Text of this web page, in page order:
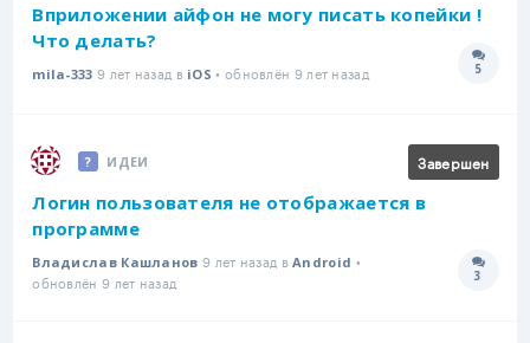
Вприложении айфон не могу писать копейки !
Что делать?
mila-333 9 лет назад в iOS • обновлён 9 лет назад 5
ИДЕИ Завершен
Логин пользователя не отображается в
программе
Владислав Кашланов 9 лет назад вAndroid •
обновлён 9 лет назад
3